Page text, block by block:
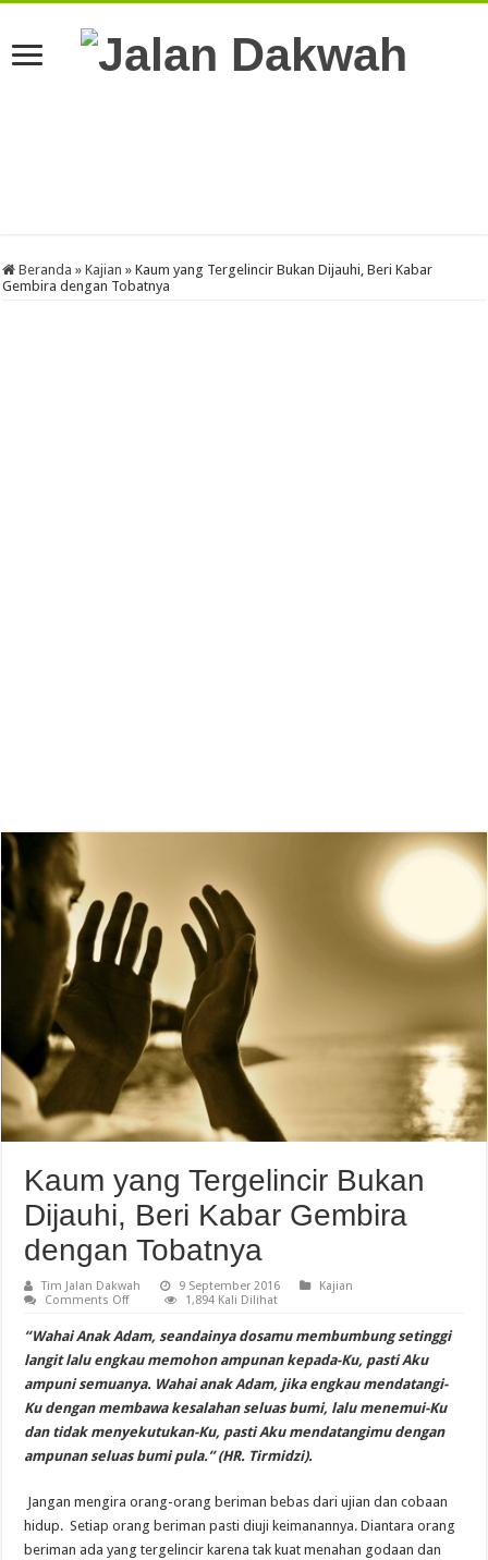
Beranda » Kajian » Kaum yang Tergelincir Bukan Dijauhi, Beri Kabar
Gembira dengan Tobatnya
Kaum yang Tergelincir Bukan
Dijauhi, Beri Kabar Gembira
dengan Tobatnya
Tim Jalan Dakwah 9 September 2016
Kajian
Comments Offon
Tergelincir
Bukan
Dijauhi,
Beri
Gembira
dengan
Tobatnya
1,894 Kali Dilihat
“Wahai Anak Adam, seandainya dosamu membumbung setinggi
langit lalu engkau memohon ampunan kepada-Ku, pasti Aku
ampuni semuanya. Wahai anak Adam, jika engkau mendatangi-
Ku dengan membawa kesalahan seluas bumi, lalu menemui-Ku
dan tidak menyekutukan-Ku, pasti Aku mendatangimu dengan
ampunan seluas bumi pula.” (HR. Tirmidzi).
Jangan mengira orang-orang beriman bebas dari ujian dan cobaan
hidup. Setiap orang beriman pasti diuji keimanannya. Diantara orang
beriman ada yang tergelincir karena tak kuat menahan godaan dan